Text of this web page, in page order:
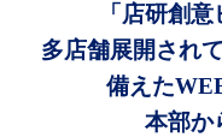
「店研創
多店舗展開され
備えた
本部か